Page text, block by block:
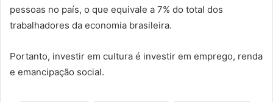
pessoas no país, o que equivale a 7% do total dos
trabalhadores da economia brasileira.
Portanto, investir em cultura é investir em emprego, renda
e emancipação social.